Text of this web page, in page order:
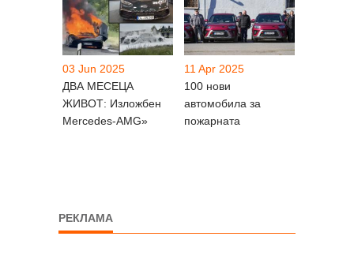
03 Jun 2025
ДВА МЕСЕЦА
ЖИВОТ: Изложбен
Mercedes-AMG»
11 Apr 2025
100 нови
автомобила за
пожарната
РЕКЛАМА